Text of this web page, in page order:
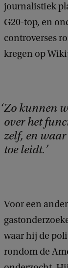
journalistiek
G20-top, en
controverses
kregen op
Zo kunnen
over het
zelf, en
toe leidt.
Voor een
waar hij de
rondom de